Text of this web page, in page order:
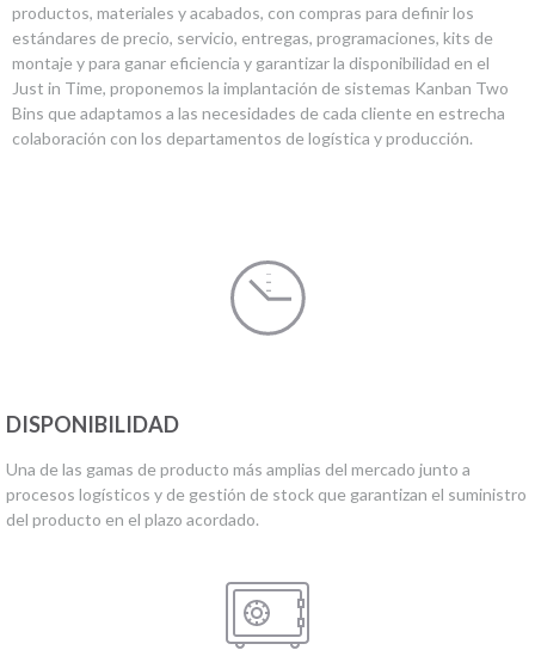
productos, materiales y acabados, con compras para definir los
estándares de precio, servicio, entregas, programaciones, kits de
montaje y para ganar eficiencia y garantizar la disponibilidad en el
Just in Time, proponemos la implantación de sistemas Kanban Two
Bins que adaptamos a las necesidades de cada cliente en estrecha
colaboración con los departamentos de logística y producción.
DISPONIBILIDAD
Una de las gamas de producto más amplias del mercado junto a
procesos logísticos y de gestión de stock que garantizan el suministro
del producto en el plazo acordado.